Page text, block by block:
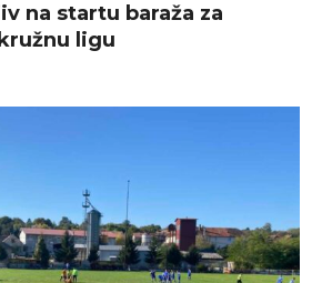
na startu baraža za
ligu